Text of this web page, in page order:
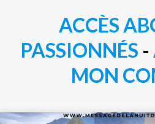
ACCÈS
PASSIONNÉS -
MON